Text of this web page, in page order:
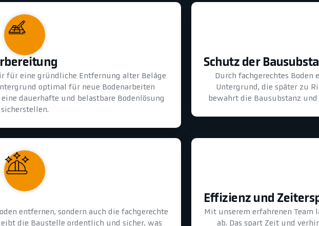
für eine gründliche Entfernung alter Beläge
optimal für neue Bodenarbeiten
dauerhafte und belastbare Bodenlösung
sicherstellen.
Schutz der
Durch fachgerechtes
Untergrund, die später zu
bewahrt die Bausubstanz
entfernen, sondern auch die fachgerechte
die Baustelle ordentlich und sicher, was
Effizienz und
Mit unserem erfahrenen
ab. Das spart Zeit und